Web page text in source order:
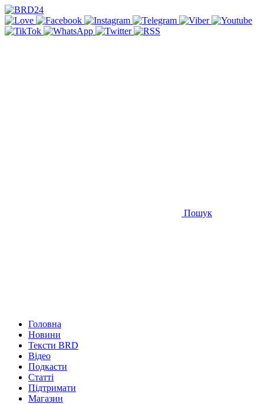
Пошук
Головна
Новини
Тексти BRD
Відео
Подкасти
Статті
Підтримати
Магазин